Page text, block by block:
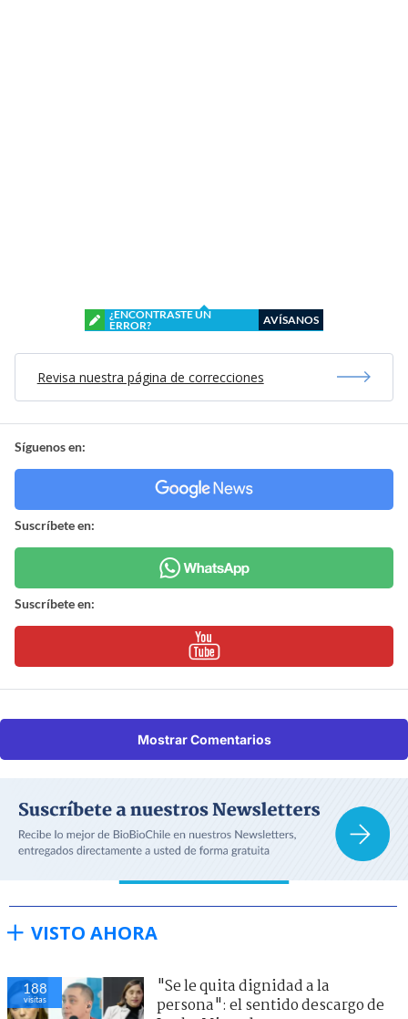
¿ENCONTRASTE UN
ERROR?
AVÍSANOS
Revisa nuestra página de correcciones
Síguenos en:
Suscríbete en:
Suscríbete en:
Mostrar Comentarios
VISTO AHORA
188
visitas
"Se le quita dignidad a la
persona": el sentido descargo de